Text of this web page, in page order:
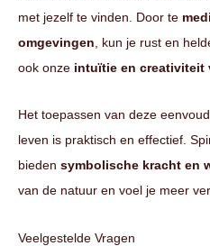
met jezelf te vinden. Door te
omgevingen , kun je rust en
ook onze intuïtie en creativiteit
Het toepassen van deze
leven is praktisch en effectief.
bieden symbolische kracht en
van de natuur en voel je meer
Veelgestelde Vragen